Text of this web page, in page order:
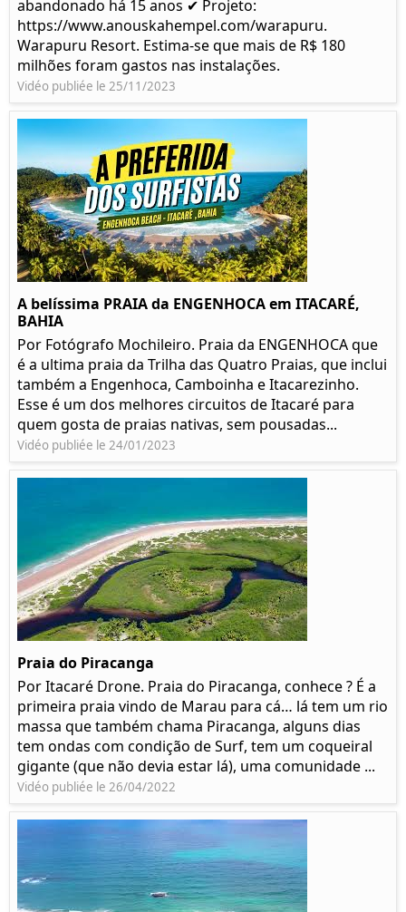
abandonado há 15 anos ✔ Projeto:
https://www.anouskahempel.com/warapuru.
Warapuru Resort. Estima-se que mais de R$ 180
milhões foram gastos nas instalações.
Vidéo publiée le 25/11/2023
A belíssima PRAIA da ENGENHOCA em ITACARÉ,
BAHIA
Por Fotógrafo Mochileiro. Praia da ENGENHOCA que
é a ultima praia da Trilha das Quatro Praias, que inclui
também a Engenhoca, Camboinha e Itacarezinho.
Esse é um dos melhores circuitos de Itacaré para
quem gosta de praias nativas, sem pousadas...
Vidéo publiée le 24/01/2023
Praia do Piracanga
Por Itacaré Drone. Praia do Piracanga, conhece ? É a
primeira praia vindo de Marau para cá… lá tem um rio
massa que também chama Piracanga, alguns dias
tem ondas com condição de Surf, tem um coqueiral
gigante (que não devia estar lá), uma comunidade ...
Vidéo publiée le 26/04/2022